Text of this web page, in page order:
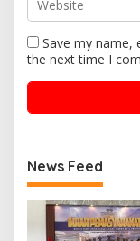
Save my name,
the next time I
News Feed